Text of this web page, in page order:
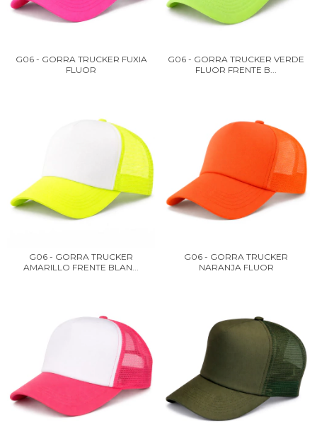
G06 - GORRA TRUCKER FUXIA
FLUOR
G06 - GORRA TRUCKER VERDE
FLUOR FRENTE B...
G06 - GORRA TRUCKER
AMARILLO FRENTE BLAN...
G06 - GORRA TRUCKER
NARANJA FLUOR